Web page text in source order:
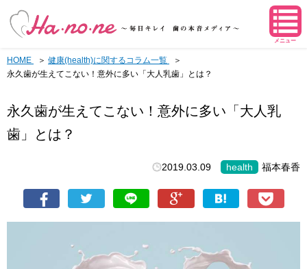
メニュー
HOME
健康(health)に関するコラム一覧
永久歯が生えてこない！意外に多い「大人乳歯」とは？
永久歯が生えてこない！意外に多い「大人乳
歯」とは？
2019.03.09 health 福本春香